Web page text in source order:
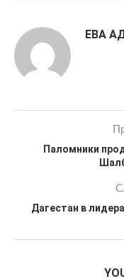
ЕВА
Паломники
Дагестан в